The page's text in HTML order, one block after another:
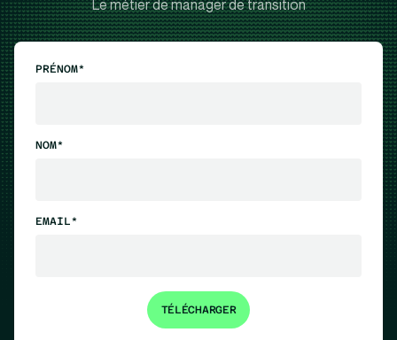
Le métier de manager de transition
PRÉNOM*
NOM*
EMAIL*